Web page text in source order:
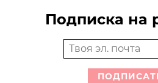
Подписка на